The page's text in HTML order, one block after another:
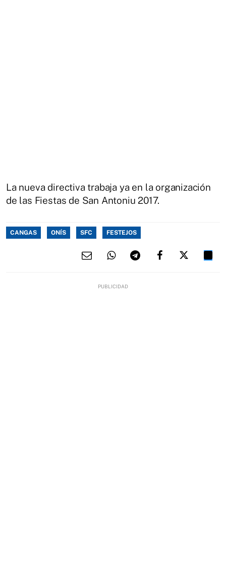
La nueva directiva trabaja ya en la organización
de las Fiestas de San Antoniu 2017.
CANGAS ONÍS SFC FESTEJOS